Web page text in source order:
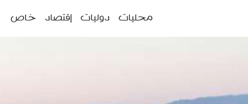
الرئيسية
محليات دوليات إقتصاد خاص